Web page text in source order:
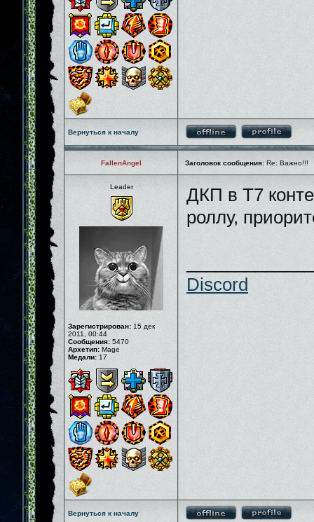
Вернуться к началу
FallenAngel Заголовок сообщения: Re: Важно!!!
Leader
Зарегистрирован: 15 дек
2011, 00:44
Сообщения: 5470
Архетип: Mage
Медали: 17
ДКП в Т7
роллу,
Discord
Вернуться к началу